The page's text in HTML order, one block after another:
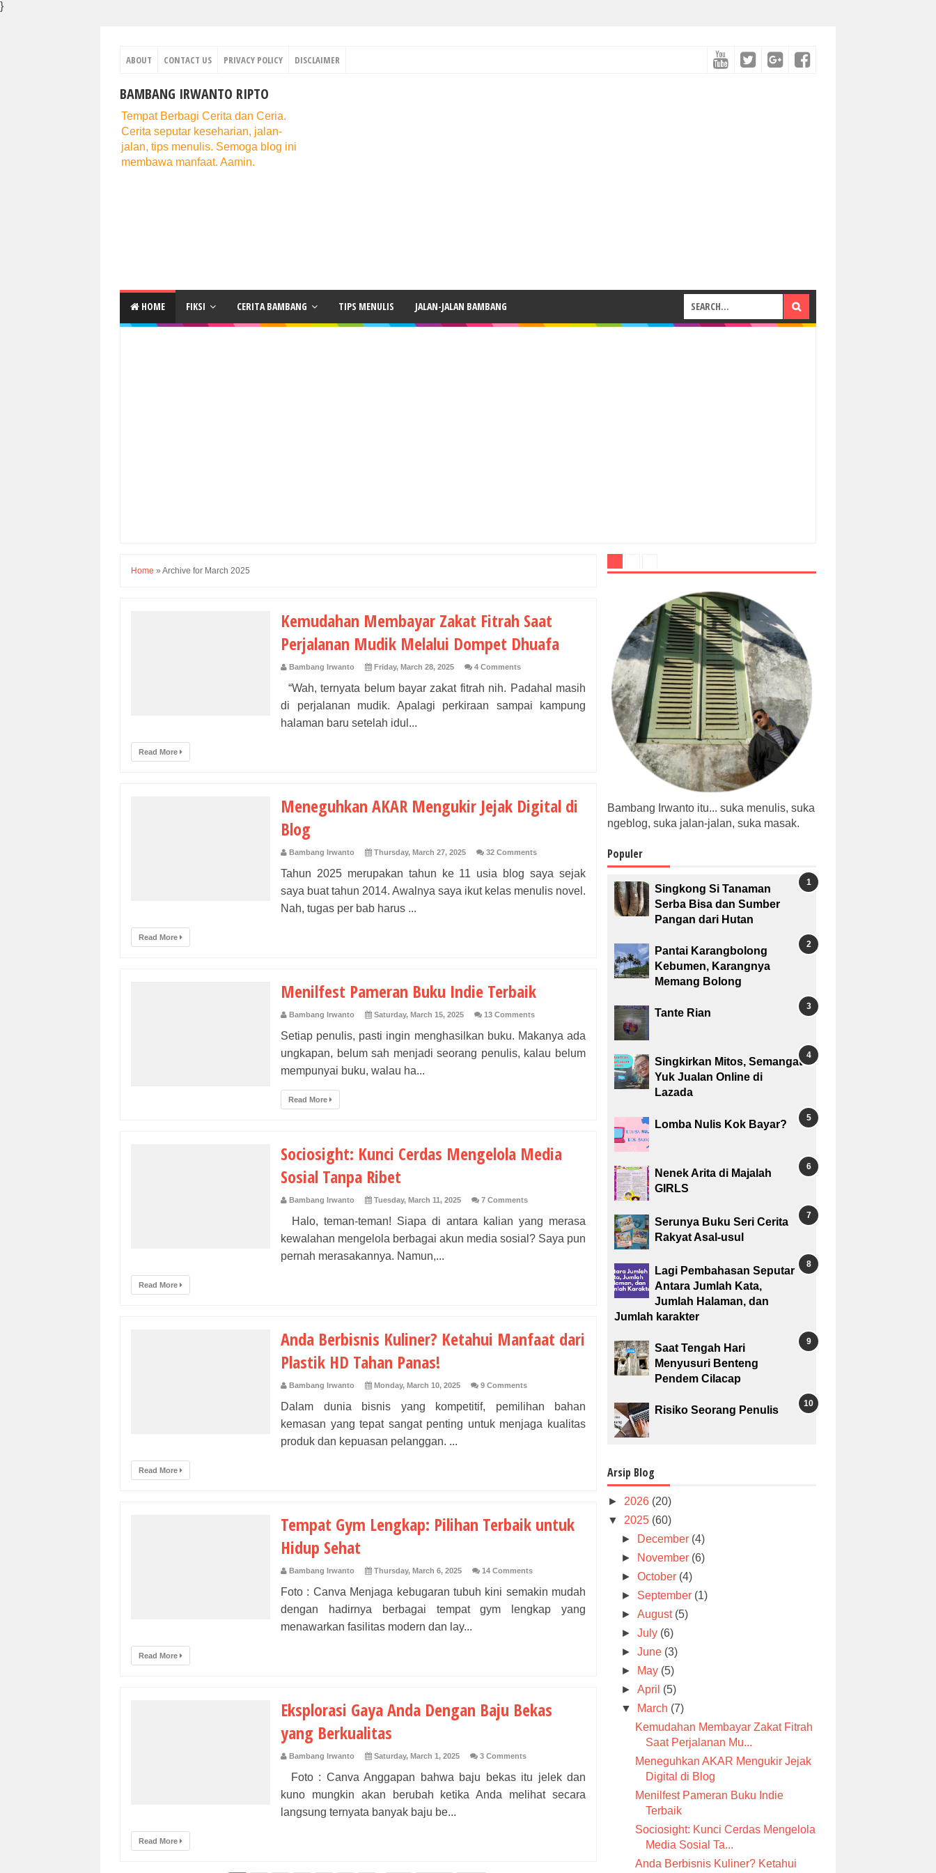
}
ABOUT CONTACT US PRIVACY POLICY DISCLAIMER
BAMBANG IRWANTO RIPTO
Tempat Berbagi Cerita dan Ceria.
Cerita seputar keseharian, jalan-
jalan, tips menulis. Semoga blog ini
membawa manfaat. Aamin.
HOME FIKSI CERITA BAMBANG TIPS MENULIS JALAN-JALAN BAMBANG
Home » Archive for March 2025
Kemudahan Membayar Zakat Fitrah Saat
Perjalanan Mudik Melalui Dompet Dhuafa
Bambang Irwanto Friday, March 28, 2025 4 Comments
“Wah, ternyata belum bayar zakat fitrah nih. Padahal masih
di perjalanan mudik. Apalagi perkiraan sampai kampung
halaman baru setelah idul...
Read More
Meneguhkan AKAR Mengukir Jejak Digital di
Blog
Bambang Irwanto Thursday, March 27, 2025 32 Comments
Tahun 2025 merupakan tahun ke 11 usia blog saya sejak
saya buat tahun 2014. Awalnya saya ikut kelas menulis novel.
Nah, tugas per bab harus ...
Read More
Menilfest Pameran Buku Indie Terbaik
Bambang Irwanto Saturday, March 15, 2025 13 Comments
Setiap penulis, pasti ingin menghasilkan buku. Makanya ada
ungkapan, belum sah menjadi seorang penulis, kalau belum
mempunyai buku, walau ha...
Read More
Sociosight: Kunci Cerdas Mengelola Media
Sosial Tanpa Ribet
Bambang Irwanto Tuesday, March 11, 2025 7 Comments
Halo, teman-teman! Siapa di antara kalian yang merasa
kewalahan mengelola berbagai akun media sosial? Saya pun
pernah merasakannya. Namun,...
Read More
Anda Berbisnis Kuliner? Ketahui Manfaat dari
Plastik HD Tahan Panas!
Bambang Irwanto Monday, March 10, 2025 9 Comments
Dalam dunia bisnis yang kompetitif, pemilihan bahan
kemasan yang tepat sangat penting untuk menjaga kualitas
produk dan kepuasan pelanggan. ...
Read More
Tempat Gym Lengkap: Pilihan Terbaik untuk
Hidup Sehat
Bambang Irwanto Thursday, March 6, 2025 14 Comments
Foto : Canva Menjaga kebugaran tubuh kini semakin mudah
dengan hadirnya berbagai tempat gym lengkap yang
menawarkan fasilitas modern dan lay...
Read More
Eksplorasi Gaya Anda Dengan Baju Bekas
yang Berkualitas
Bambang Irwanto Saturday, March 1, 2025 3 Comments
Foto : Canva Anggapan bahwa baju bekas itu jelek dan
kuno mungkin akan berubah ketika Anda melihat secara
langsung ternyata banyak baju be...
Read More
Bambang Irwanto itu... suka menulis, suka
ngeblog, suka jalan-jalan, suka masak.
Populer
Singkong Si Tanaman
Serba Bisa dan Sumber
Pangan dari Hutan
Pantai Karangbolong
Kebumen, Karangnya
Memang Bolong
Tante Rian
Singkirkan Mitos, Semangat
Yuk Jualan Online di
Lazada
Lomba Nulis Kok Bayar?
Nenek Arita di Majalah
GIRLS
Serunya Buku Seri Cerita
Rakyat Asal-usul
Lagi Pembahasan Seputar
Antara Jumlah Kata,
Jumlah Halaman, dan
Jumlah karakter
Saat Tengah Hari
Menyusuri Benteng
Pendem Cilacap
Risiko Seorang Penulis
Arsip Blog
► 2026 (20)
▼ 2025 (60)
►
December (4)
►
November (6)
►October (4)
► September (1)
►August (5)
►July (6)
►June (3)
►
May (5)
►April (5)
▼
March (7)
Kemudahan Membayar Zakat Fitrah
Saat Perjalanan Mu...
Meneguhkan AKAR Mengukir Jejak
Digital di Blog
Menilfest Pameran Buku Indie
Terbaik
Sociosight: Kunci Cerdas Mengelola
Media Sosial Ta...
Anda Berbisnis Kuliner? Ketahui